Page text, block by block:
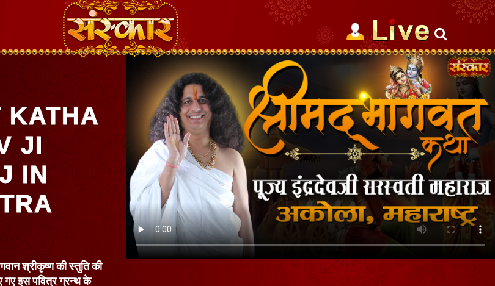
KATHA
JI
IN
श्रीकृष्ण की स्तुति की
गए इस पवित्र ग्रन्थ के